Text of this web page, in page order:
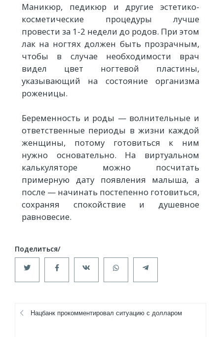
Маникюр, педикюр и другие эстетико-
косметические процедуры лучше
провести за 1-2 недели до родов. При этом
лак на ногтях должен быть прозрачным,
чтобы в случае необходимости врач
видел цвет ногтевой пластины,
указывающий на состояние организма
роженицы.
Беременность и роды — волнительные и
ответственные периоды в жизни каждой
женщины, потому готовиться к ним
нужно основательно. На виртуальном
калькуляторе можно посчитать
примерную дату появления малыша, а
после — начинать постепенно готовиться,
сохраняя спокойствие и душевное
равновесие.
Нацбанк прокомментировал ситуацию с долларом